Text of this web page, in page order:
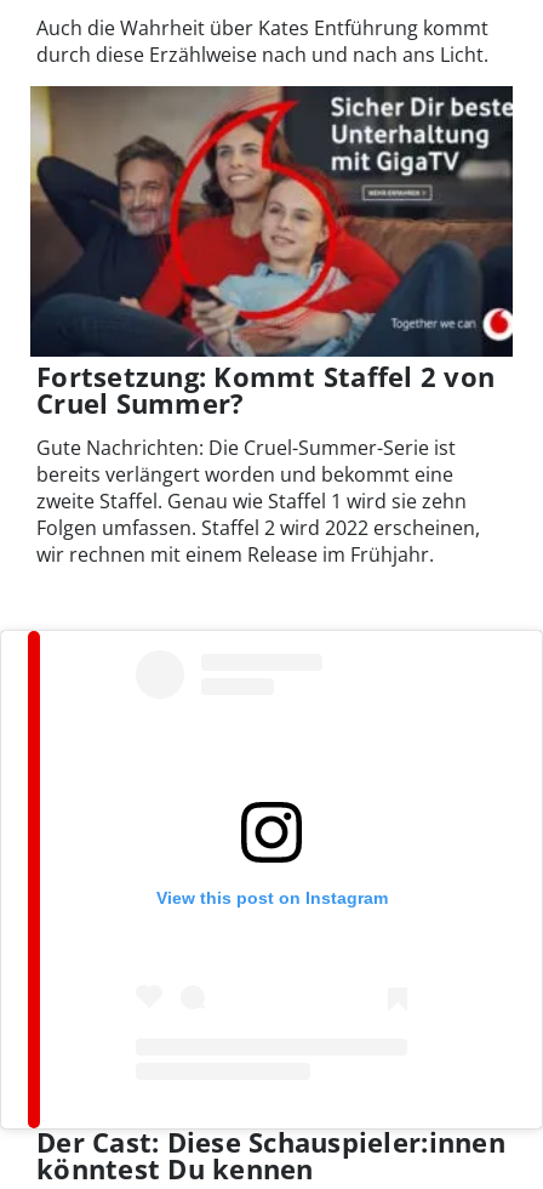
Auch die Wahrheit über Kates Entführung kommt
durch diese Erzählweise nach und nach ans Licht.
Fortsetzung: Kommt Staffel 2 von
Cruel Summer?
Gute Nachrichten: Die Cruel-Summer-Serie ist
bereits verlängert worden und bekommt eine
zweite Staffel. Genau wie Staffel 1 wird sie zehn
Folgen umfassen. Staffel 2 wird 2022 erscheinen,
wir rechnen mit einem Release im Frühjahr.
View this post on Instagram
Der Cast: Diese Schauspieler:innen
könntest Du kennen